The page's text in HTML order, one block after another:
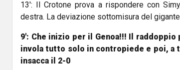
13': Il Crotone prova a rispondere con
destra. La deviazione sottomisura del
9': Che inizio per il Genoa!!! Il raddoppio
invola tutto solo in contropiede e poi, a
insacca il 2-0